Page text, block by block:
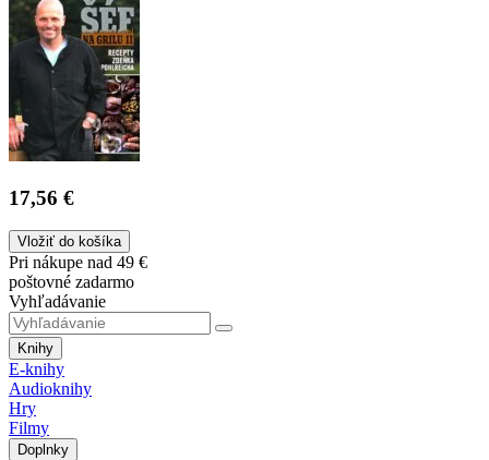
17,56 €
Vložiť do košíka
Pri nákupe nad 49 €
poštovné zadarmo
Vyhľadávanie
Knihy
E-knihy
Audioknihy
Hry
Filmy
Doplnky